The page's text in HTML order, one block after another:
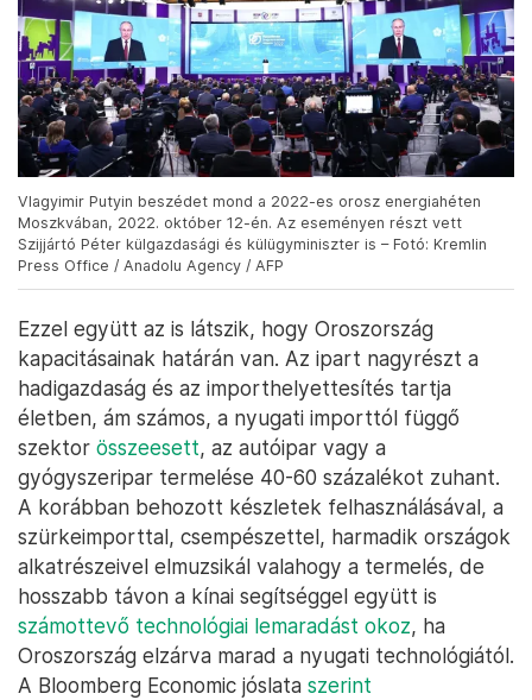
Vlagyimir Putyin beszédet mond a 2022-es orosz energiahéten
Moszkvában, 2022. október 12-én. Az eseményen részt vett
Szijjártó Péter külgazdasági és külügyminiszter is – Fotó: Kremlin
Press Office / Anadolu Agency / AFP
Ezzel együtt az is látszik, hogy Oroszország
kapacitásainak határán van. Az ipart nagyrészt a
hadigazdaság és az importhelyettesítés tartja
életben, ám számos, a nyugati importtól függő
szektor összeesett, az autóipar vagy a
gyógyszeripar termelése 40-60 százalékot zuhant.
A korábban behozott készletek felhasználásával, a
szürkeimporttal, csempészettel, harmadik országok
alkatrészeivel elmuzsikál valahogy a termelés, de
hosszabb távon a kínai segítséggel együtt is
számottevő technológiai lemaradást okoz, ha
Oroszország elzárva marad a nyugati technológiától.
A Bloomberg Economic jóslata szerint